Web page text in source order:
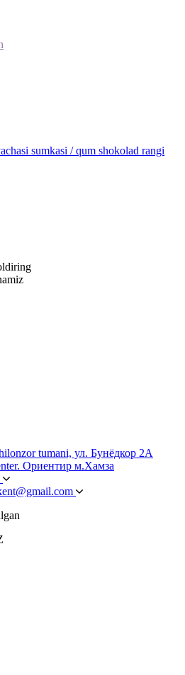
sumkasi / qum shokolad rangi
tumani, ул. Бунёдкор 2А
Ориентир м.Хамза